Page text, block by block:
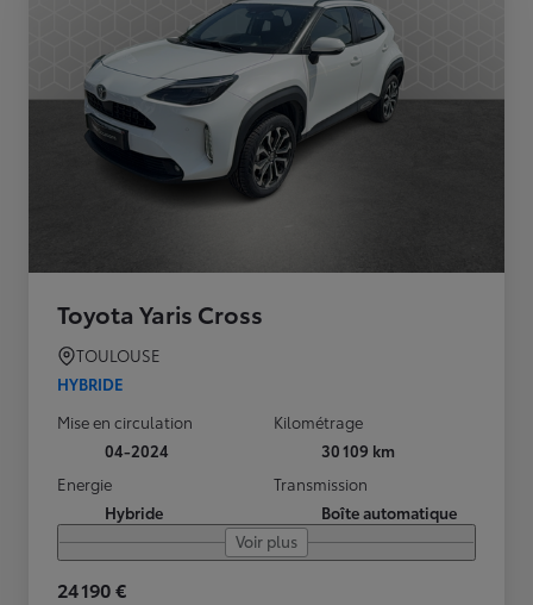
Toyota Yaris Cross
TOULOUSE
HYBRIDE
Mise en circulation
04-2024
Kilométrage
30 109 km
Energie
Hybride
Transmission
Boîte automatique
Voir plus
24 190 €